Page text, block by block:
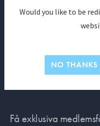
Bli medlem i
Få exklusiva
Would you like to be
NO THANKS